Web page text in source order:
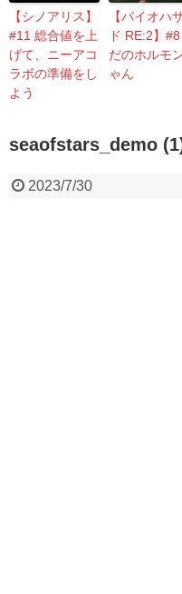
【シノアリス】
#11 総合値を上
げて、ニーアコ
ラボの準備をし
よう
【バイオハ
ド RE:2】#8
だのホルモ
ゃん
seaofstars_demo
2023/7/30